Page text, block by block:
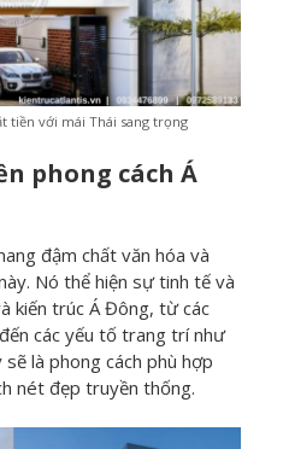
tiền với mái Thái sang trọng
phong cách Á
đậm chất văn hóa và
Nó thể hiện sự tinh tế và
kiến trúc Á Đông, từ các
các yếu tố trang trí như
là phong cách phù hợp
nét đẹp truyền thống.